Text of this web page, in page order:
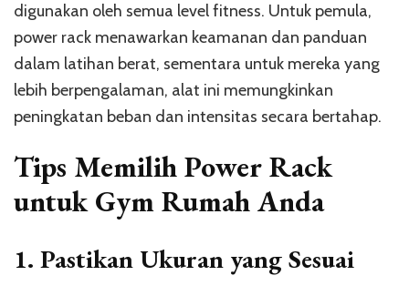
digunakan oleh semua level fitness. Untuk pemula,
power rack menawarkan keamanan dan panduan
dalam latihan berat, sementara untuk mereka yang
lebih berpengalaman, alat ini memungkinkan
peningkatan beban dan intensitas secara bertahap.
Tips Memilih Power Rack
untuk Gym Rumah Anda
1. Pastikan Ukuran yang Sesuai